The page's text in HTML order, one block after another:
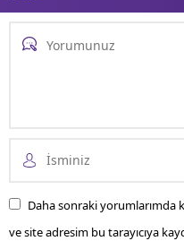
Daha sonraki yorumlarımda
ve site adresim bu tarayıcıya